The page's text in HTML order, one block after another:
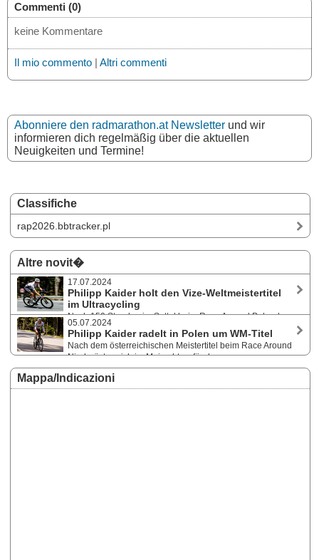
Classifiche
rap2026.bbtracker.pl
Altre novit�
17.07.2024
Philipp Kaider holt den Vize-Weltmeistertitel
im Ultracycling
Nach 159 Stunden im Sattel beim Race Around Poland
überquerte der Niederösterreicher am 13. Juli 2024 um kurz nach 6 Uhr
morgens die Ziellinie. Widrigste Wetterbedingungen, ein ständiges
mentales Auf und Ab und das beinahe Aus kurz nach der Hälfte der
05.07.2024
Philipp Kaider radelt in Polen um WM-Titel
Nach dem österreichischen Meistertitel beim Race Around
Niederösterreich im Mai geht es für den
Niederösterreicher ab 6. Juli 2024 beim Race Around Poland um den
Weltmeistertitel. Der 24h-Weltmeister von 2022 und Rekordhalter durch
Österreich bekommt es in Polen mit starker Konkurrenz auf seiner
Mappa/Indicazioni
Commenti (0)
keine Kommentare
Il mio commento | Altri commenti
Abonniere den radmarathon.at Newsletter und wir
informieren dich regelmäßig über die aktuellen
Neuigkeiten und Termine!